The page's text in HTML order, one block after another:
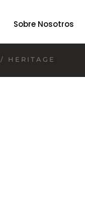
Sobre Nosotros
/ HERITAGE